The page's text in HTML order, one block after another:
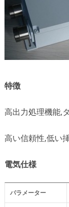
特徴
高出力処理機能,
高い信頼性,低い
電気仕様
パラメーター